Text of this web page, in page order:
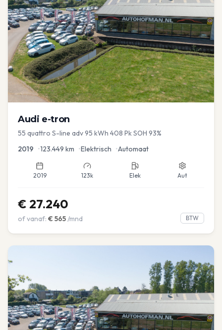
Audi e-tron
55 quattro S-line adv 95 kWh 408 Pk SOH 93%
2019 •123.449 km •Elektrisch •Automaat
2019 123k Elek Aut
€ 27.240
of vanaf: € 565/mnd BTW